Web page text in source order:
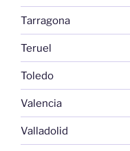
Tarragona
Teruel
Toledo
Valencia
Valladolid